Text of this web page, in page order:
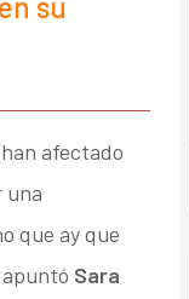
han afectado
una
que ay que
Sara